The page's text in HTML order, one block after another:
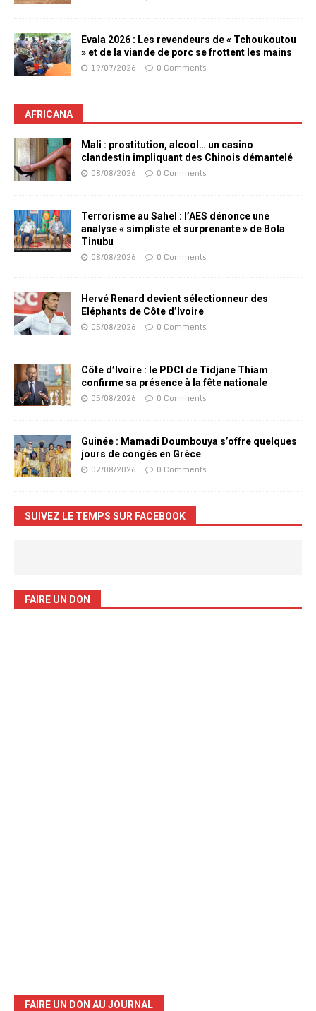
Evala 2026 : Les revendeurs de « Tchoukoutou
» et de la viande de porc se frottent les mains
19/07/2026 0 Comments
AFRICANA
Mali : prostitution, alcool… un casino
clandestin impliquant des Chinois démantelé
08/08/2026 0 Comments
Terrorisme au Sahel : l’AES dénonce une
analyse « simpliste et surprenante » de Bola
Tinubu
08/08/2026 0 Comments
Hervé Renard devient sélectionneur des
Eléphants de Côte d’Ivoire
05/08/2026 0 Comments
Côte d’Ivoire : le PDCI de Tidjane Thiam
confirme sa présence à la fête nationale
05/08/2026 0 Comments
Guinée : Mamadi Doumbouya s’offre quelques
jours de congés en Grèce
02/08/2026 0 Comments
SUIVEZ LE TEMPS SUR FACEBOOK
FAIRE UN DON
FAIRE UN DON AU JOURNAL